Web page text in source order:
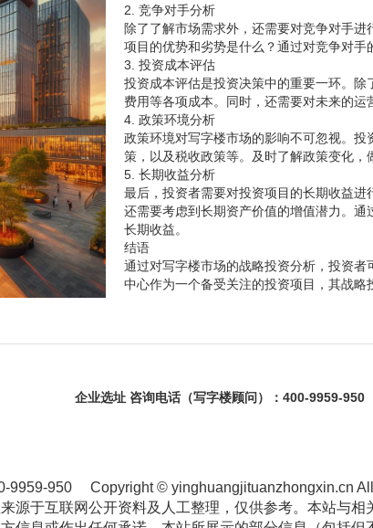
2. 竞争对手分析
除了了解市场需求外，还需要对竞争对手
项目的优势和劣势是什么？通过对竞争对手
3. 投资成本评估
投资成本评估是投资决策中的重要一环。
费用等各项成本。同时，还需要对未来的运
4. 政策环境分析
政策环境对写字楼市场的影响不可忽视。
策，以及税收政策等。及时了解政策变化，
5. 长期收益分析
最后，投资者需要对投资项目的长期收益进
还需要考虑到长期资产价值的增值潜力。
长期收益。
结语
通过对写字楼市场的战略投资分析，投资
中心作为一个备受关注的投资项目，其战略
企业选址 咨询电话（写字楼顾问）：400-9959-950
9959-950
Copyright © yinghuangjituanzhongxin.cn
源于互联网公开资料及人工整理，仅供参考。本站与